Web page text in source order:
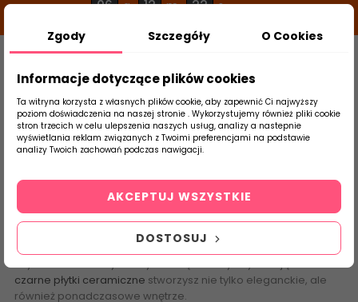
06 g 12 m 22 s
Szukaj
produktu
Strona Główna Płytki białe i czarne
Płytki białe i czarne
Białe płytki, czarne, a może ich połączenie? Zestawienie tych
kontrastujących kolorów od lat znajduje się w czołówce
trendów aranżacyjnych. Jedno jest pewne – czy oddzielnie,
czarne płytki ceramiczne stworzysz nie tylko eleganckie, ale
również ponadczasowe wnętrze.
Zgody Szczegóły O Cookies
Informacje dotyczące plików cookies
Ta witryna korzysta z własnych plików cookie, aby zapewnić Ci najwyższy
poziom doświadczenia na naszej stronie . Wykorzystujemy również pliki cookie
stron trzecich w celu ulepszenia naszych usług, analizy a nastepnie
wyświetlania reklam związanych z Twoimi preferencjami na podstawie
analizy Twoich zachowań podczas nawigacji.
DOSTOSUJ
AKCEPTUJ WSZYSTKIE